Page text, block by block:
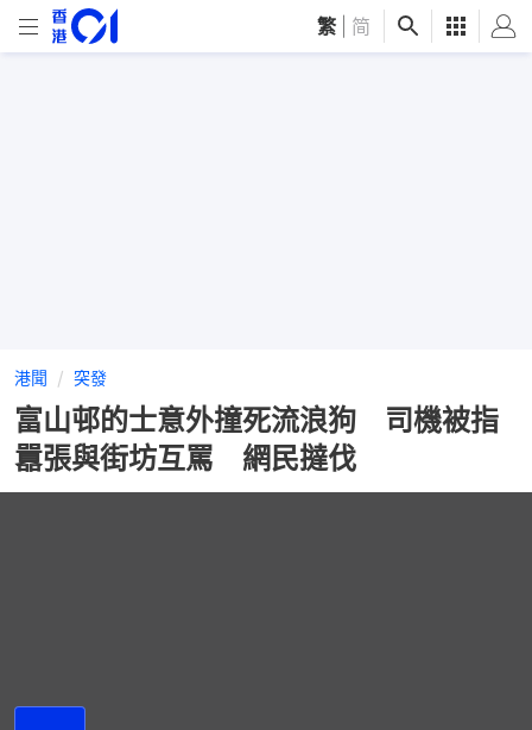
繁 简
港聞 突發
富山邨的士意外撞死流浪狗 司機被指
囂張與街坊互罵 網民撻伐